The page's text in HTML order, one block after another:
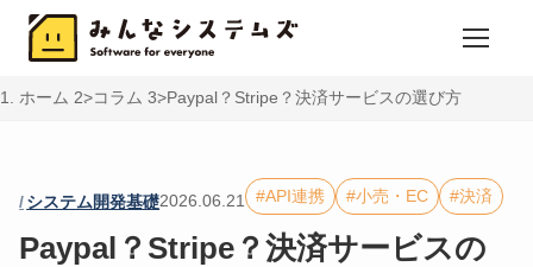
ホーム コラム Paypal？Stripe？決済サービスの選び方
システム開発基礎2026.06.21 API連携 小売・EC 決済
Paypal？Stripe？決済サービスの